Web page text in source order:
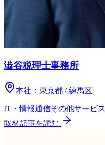
澁谷税理士事務所
本社： 東京都 / 練馬区
IT・情報通信その他サービス
取材記事を読む